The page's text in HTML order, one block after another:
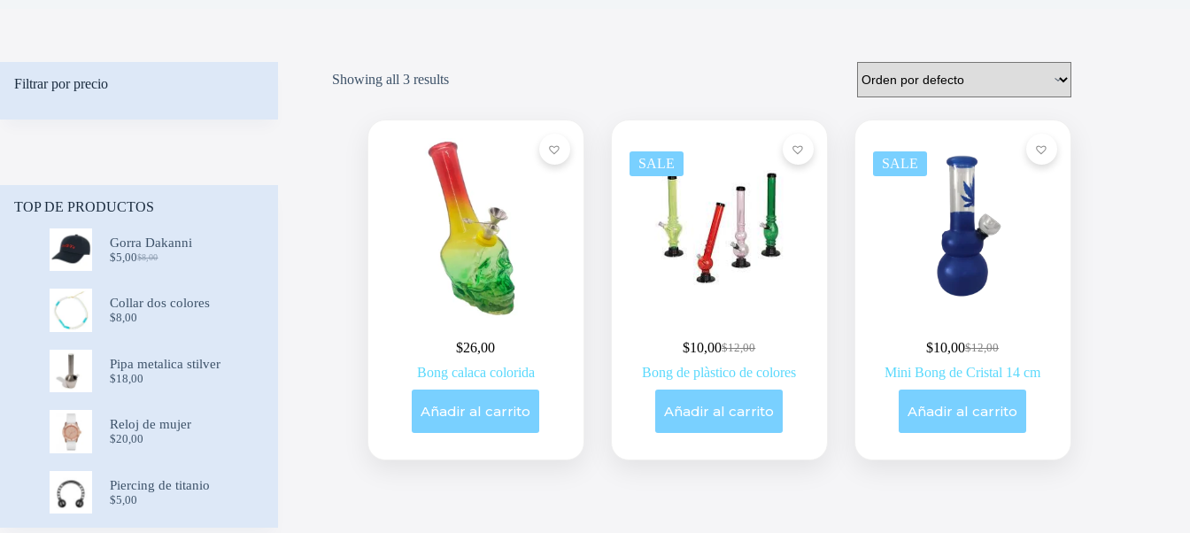
Showing all 3 results
$26,00
Bong calaca colorida
Añadir al carrito
SALE
$12,00
Original
price
was:
$10,00Current
price
is:
Bong de plàstico de colores
Añadir al carrito
SALE
$12,00
Original
price
was:
$10,00Current
price
is:
Mini Bong de Cristal 14 cm
Añadir al carrito
Filtrar por precio
TOP DE PRODUCTOS
Gorra Dakanni
$8,00
Original
$8,00.
$5,00Current
$5,00.
Collar dos colores
$8,00
Pipa metalica stilver
$18,00
Reloj de mujer
$20,00
Piercing de titanio
$5,00